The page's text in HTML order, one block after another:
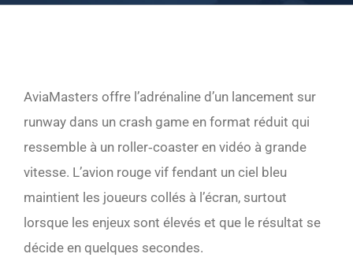
AviaMasters offre l’adrénaline d’un lancement sur
runway dans un crash game en format réduit qui
ressemble à un roller‑coaster en vidéo à grande
vitesse. L’avion rouge vif fendant un ciel bleu
maintient les joueurs collés à l’écran, surtout
lorsque les enjeux sont élevés et que le résultat se
décide en quelques secondes.